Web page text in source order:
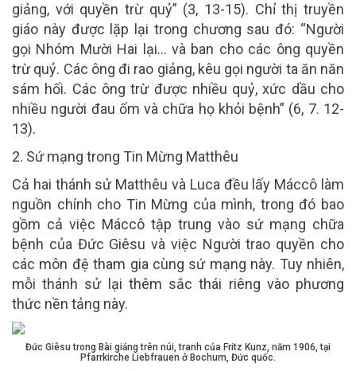
giảng, với quyền trừ quỷ” (3, 13-15). Chỉ thị truyền
giáo này được lặp lại trong chương sau đó: “Người
gọi Nhóm Mười Hai lại… và ban cho các ông quyền
trừ quỷ. Các ông đi rao giảng, kêu gọi người ta ăn năn
sám hối. Các ông trừ được nhiều quỷ, xức dầu cho
nhiều người đau ốm và chữa họ khỏi bệnh” (6, 7. 12-
13).
2. Sứ mạng trong Tin Mừng Matthêu
Cả hai thánh sử Matthêu và Luca đều lấy Máccô làm
nguồn chính cho Tin Mừng của mình, trong đó bao
gồm cả việc Máccô tập trung vào sứ mạng chữa
bệnh của Đức Giêsu và việc Người trao quyền cho
các môn đệ tham gia cùng sứ mạng này. Tuy nhiên,
mỗi thánh sử lại thêm sắc thái riêng vào phương
thức nền tảng này.
Đức Giêsu trong Bài giảng trên núi, tranh của Fritz Kunz, năm 1906, tại
Pfarrkirche Liebfrauen ở Bochum, Đức quốc.